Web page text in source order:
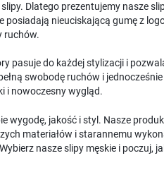
Dlatego prezentujemy nasze
posiadają nieuciskającą gumę z
ruchów.
pasuje do każdej stylizacji i
swobodę ruchów i
i nowoczesny wygląd.
wygodę, jakość i styl. Nasze
materiałów i starannemu
nasze slipy męskie i